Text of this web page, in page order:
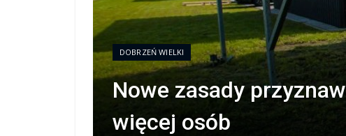
DOBRZEŃ WIELKI
Nowe zasady
więcej osób